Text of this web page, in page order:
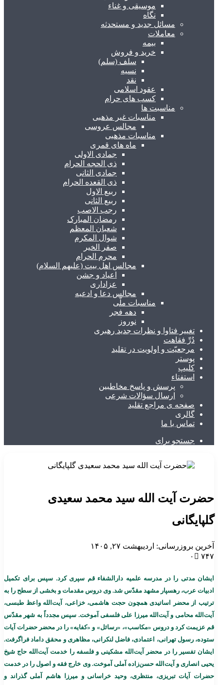
موسیقی و غناء
نگاه
مسائل جدید و مستحدثه
معاملات
بیمه
خرید و فروش
سلف (سلم)
نسیه
نقد
عقود اسلامی
کسب های حرام
مناسبت ها
مناسبات غیر مذهبی
مجالس عروسی
مناسبات مذهبی
ماه های قمری
جمادی الاولی
ذی الحجه الحرام
جمادی الثانی
ذی القعده الحرام
ربیع الاول
ربیع الثانی
رجب الاصب
رمضان المبارک
شعبان المعظم
شوال المکرم
صفر الخیر
محرم الحرام
مجالس اهل بیت (علیهم السلام)
اعیاد و جشن
عزاداری
مجالس دعا و ادعیه
مناسبات ملّی
دهه فجر
نوروز
تغییر فتاوا و نظرات جدید رهبری
دُرِّ فقاهت
مرجعیّت و اولویت در تقلید
پوستر
کلیپ
استفتاء
پرسش و پاسخ مخاطبین
ارسال سؤالات شرعی
صفحه ی مراجع تقلید
گالری
تماس با ما
جستجو برای
حضرت آیت الله سید محمد سعیدی
گلپایگانی
آخرین بروزرسانی: اردیبهشت ۲۷, ۱۴۰۵
۰
۷۴۷
ایشان مدتی را در مدرسه علمیه دارالشفاء قم سپری کرد. سپس برای تکمیل
ادبیات عرب، رهسپار مشهد مقدّس شد. وی دروس مقدمات و بخشی از سطح را به
ترتیب از محضر اساتیدی همچون حجت هاشمی، خزاعی، آیت‌الله واعظ طبسی،
آیت‌الله محامی و آیت‌الله میرزا علی فلسفی آموخت. سپس مجدداً به شهر مقدّس
قم عزیمت کرد و دروس «مکاسب»، «رسائل» و «کفایه» را در محضر حضرات آیات
ستوده، رسول تهرانی، اعتمادی، فاضل لنکرانی، مظاهری و محقق داماد فراگرفت.
ایشان تفسیر را در محضر آیت‌الله مشکینی و فلسفه را خدمت آیت‌الله حاج شیخ
یحیی انصاری و آیت‌الله حسن‌زاده آملی آموخت. وی خارج فقه و اصول را در خدمت
حضرات آیات تبریزی، منتظری، وحید خراسانی و میرزا هاشم آملی گذراند و